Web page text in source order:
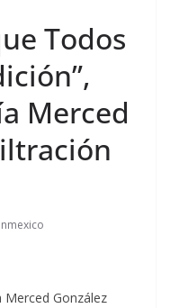
Todos
Merced
González